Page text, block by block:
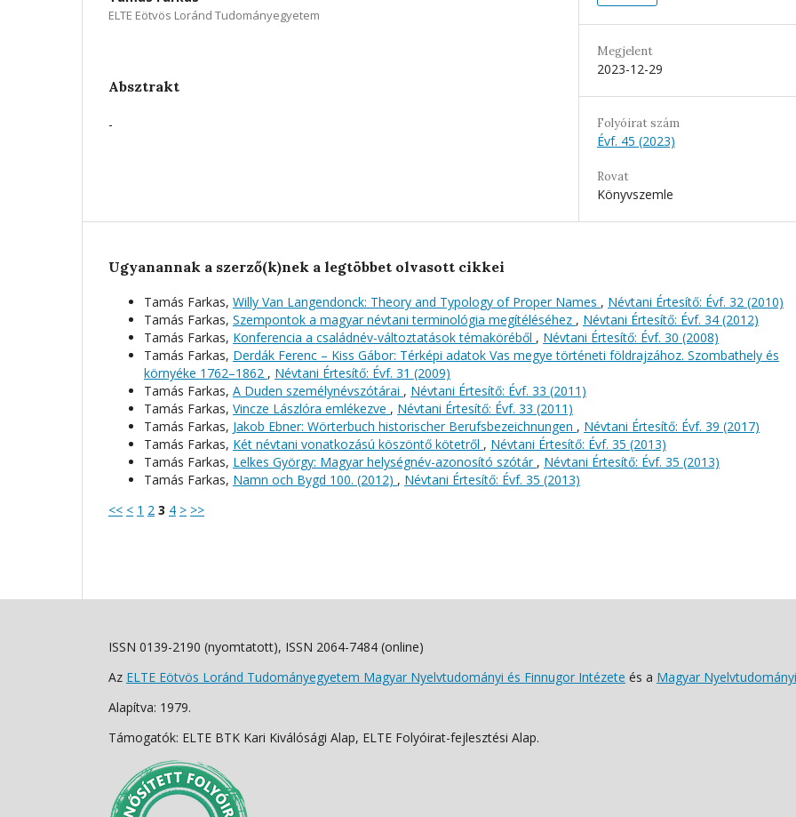
ELTE Eötvös Loránd Tudományegyetem
Absztrakt
-
Megjelent
2023-12-29
Folyóirat szám
Évf. 45 (2023)
Rovat
Könyvszemle
Ugyanannak a szerző(k)nek a legtöbbet olvasott cikkei
Tamás Farkas, Willy Van Langendonck: Theory and Typology of Proper Names , Névtani Értesítő: Évf. 32 (2010)
Tamás Farkas, Szempontok a magyar névtani terminológia megítéléséhez , Névtani Értesítő: Évf. 34 (2012)
Tamás Farkas, Konferencia a családnév-változtatások témaköréből , Névtani Értesítő: Évf. 30 (2008)
Tamás Farkas, Derdák Ferenc – Kiss Gábor: Térképi adatok Vas megye történeti földrajzához. Szombathely és
környéke 1762–1862 , Névtani Értesítő: Évf. 31 (2009)
Tamás Farkas, A Duden személynévszótárai , Névtani Értesítő: Évf. 33 (2011)
Tamás Farkas, Vincze Lászlóra emlékezve , Névtani Értesítő: Évf. 33 (2011)
Tamás Farkas, Jakob Ebner: Wörterbuch historischer Berufsbezeichnungen , Névtani Értesítő: Évf. 39 (2017)
Tamás Farkas, Két névtani vonatkozású köszöntő kötetről , Névtani Értesítő: Évf. 35 (2013)
Tamás Farkas, Lelkes György: Magyar helységnév-azonosító szótár , Névtani Értesítő: Évf. 35 (2013)
Tamás Farkas, Namn och Bygd 100. (2012) , Névtani Értesítő: Évf. 35 (2013)
<< < 1 2 3 4 > >>
ISSN 0139-2190 (nyomtatott), ISSN 2064-7484 (online)
Az ELTE Eötvös Loránd Tudományegyetem Magyar Nyelvtudományi és Finnugor Intézete és a Magyar
Alapítva: 1979.
Támogatók: ELTE BTK Kari Kiválósági Alap, ELTE Folyóirat-fejlesztési Alap.